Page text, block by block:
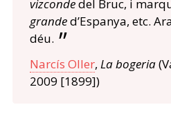
vizcondedel Bruc, i
granded’Espanya, etc.
déu.
Narcís Oller, La bogeria
2009 [1899])